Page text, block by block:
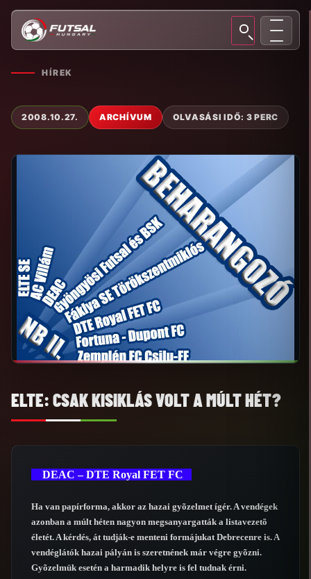
HÍREK
2008.10.27. ARCHÍVUM OLVASÁSI IDŐ: 3 PERC
ELTE: CSAK KISIKLÁS VOLT A MÚLT HÉT?
DEAC – DTE Royal FET FC
Ha van papírforma, akkor az hazai gyõzelmet ígér. A vendégek
azonban a múlt héten nagyon megsanyargatták a listavezetõ
életét. A kérdés, át tudják-e menteni formájukat Debrecenre is. A
vendéglátók hazai pályán is szeretnének már végre gyõzni.
Gyõzelmük esetén a harmadik helyre is fel tudnak érni.